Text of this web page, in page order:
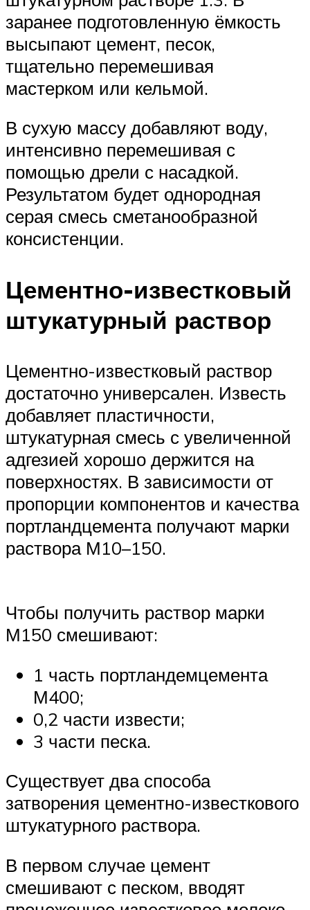
заранее подготовленную ёмкость
высыпают цемент, песок,
тщательно перемешивая
мастерком или кельмой.
В сухую массу добавляют воду,
интенсивно перемешивая с
помощью дрели с насадкой.
Результатом будет однородная
серая смесь сметанообразной
консистенции.
Цементно-известковый
штукатурный раствор
Цементно-известковый раствор
достаточно универсален. Известь
добавляет пластичности,
штукатурная смесь с увеличенной
адгезией хорошо держится на
поверхностях. В зависимости от
пропорции компонентов и качества
портландцемента получают марки
раствора М10–150.
Чтобы получить раствор марки
М150 смешивают:
1 часть портландемцемента
М400;
0,2 части извести;
3 части песка.
Существует два способа
затворения цементно-известкового
штукатурного раствора.
В первом случае цемент
смешивают с песком, вводят